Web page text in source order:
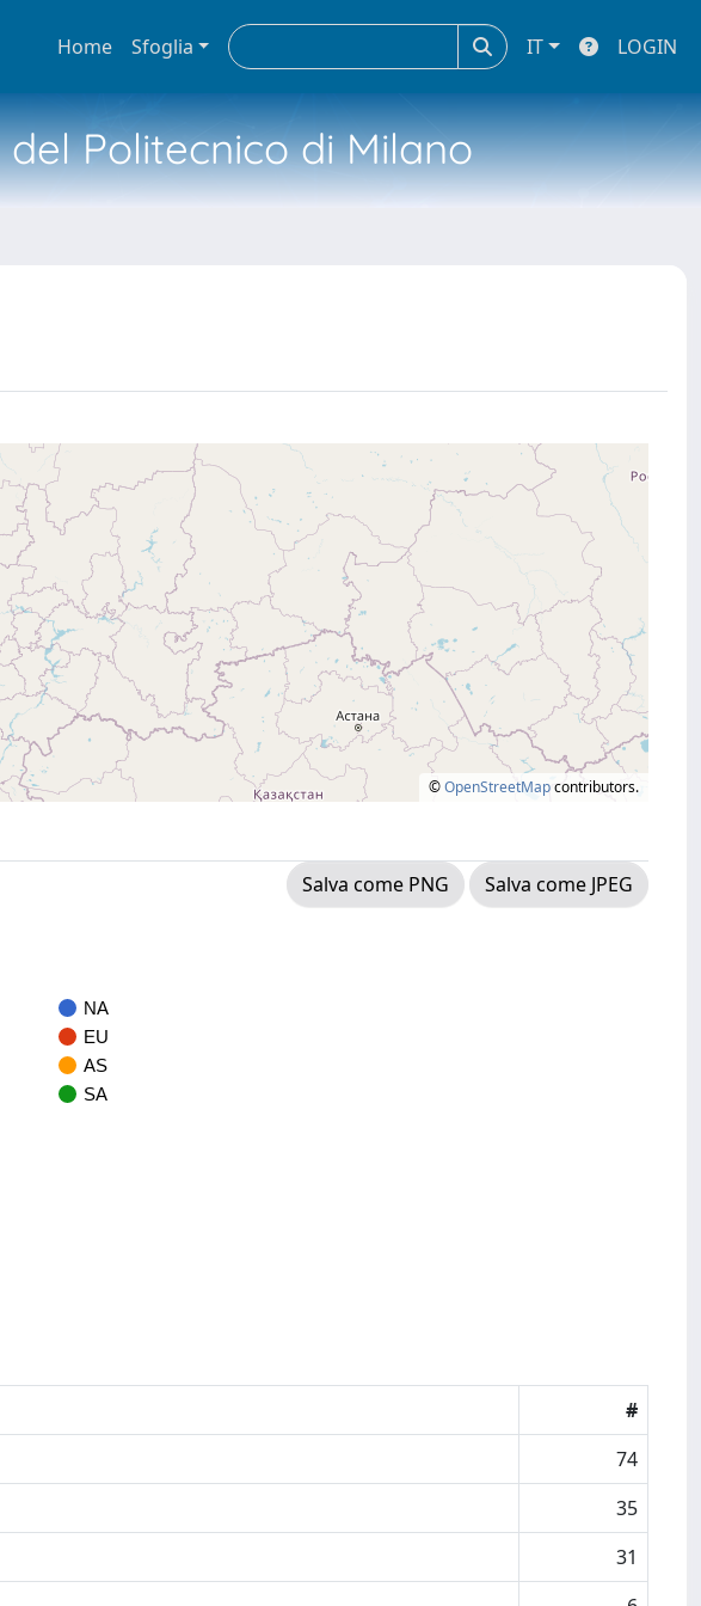
Home Sfoglia IT LOGIN
Politecnico di Milano
©OpenStreetMapcontributors.
Salva come PNG
Salva come JPEG
NA
EU
AS
SA
#
74
35
31